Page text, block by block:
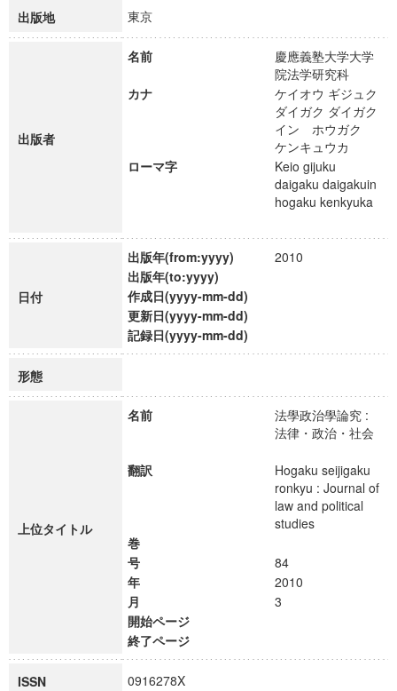
出版地 東京
出版者
名前
慶應義塾大学大学
院法学研究科
カナ
ケイオウ ギジュク
ダイガク ダイガク
イン ホウガク
ケンキュウカ
ローマ字
Keio gijuku
daigaku daigakuin
hogaku kenkyuka
日付
出版年(from:yyyy)
2010
出版年(to:yyyy)
作成日(yyyy-mm-dd)
更新日(yyyy-mm-dd)
記録日(yyyy-mm-dd)
形態
上位タイトル
名前
法學政治學論究 :
法律・政治・社会
翻訳
Hogaku seijigaku
ronkyu : Journal of
law and political
studies
巻
号
84
年
2010
月
3
開始ページ
終了ページ
ISSN 0916278X